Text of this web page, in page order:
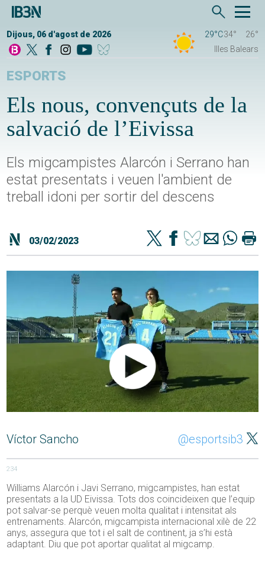
Dijous, 06 d'agost de 2026 29°C34°
26°
Illes Balears
ESPORTS
Els nous, convençuts de la
salvació de l’Eivissa
Els migcampistes Alarcón i Serrano han
estat presentats i veuen l'ambient de
treball idoni per sortir del descens
03/02/2023
Víctor Sancho @esportsib3
234
Williams Alarcón i Javi Serrano, migcampistes, han estat
presentats a la UD Eivissa. Tots dos coincideixen que l’equip
pot salvar-se perquè veuen molta qualitat i intensitat als
entrenaments. Alarcón, migcampista internacional xilè de 22
anys, assegura que tot i el salt de continent, ja s’hi està
adaptant. Diu que pot aportar qualitat al migcamp.